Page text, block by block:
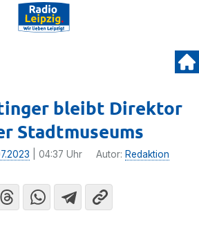
bleibt Direktor
Stadtmuseums
| 04:37 Uhr Autor: Redaktion